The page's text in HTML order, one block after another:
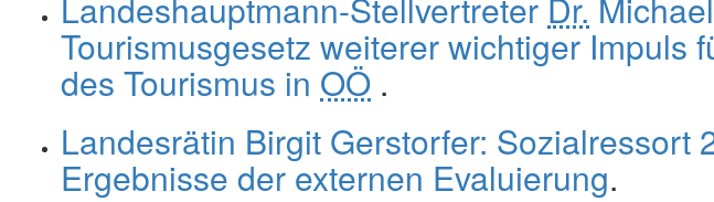
Tourismusgesetz weiterer wichtiger Impuls
des Tourismus in OÖ .
Landesrätin Birgit Gerstorfer: Sozialressort
Ergebnisse der externen Evaluierung.